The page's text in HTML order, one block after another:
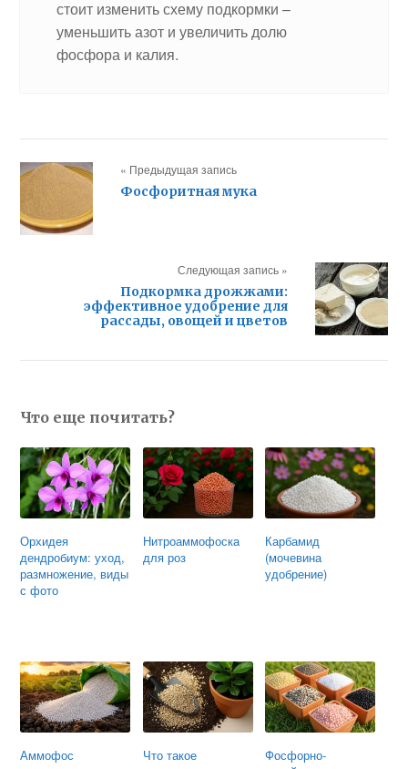
стоит изменить схему подкормки –
уменьшить азот и увеличить долю
фосфора и калия.
« Предыдущая запись
Фосфоритная мука
Следующая запись »
Подкормка дрожжами:
эффективное удобрение для
рассады, овощей и цветов
Что еще почитать?
Орхидея
дендробиум: уход,
размножение, виды
с фото
Нитроаммофоска
для роз
Карбамид
(мочевина
удобрение)
Аммофос
Что такое
Фосфорно-